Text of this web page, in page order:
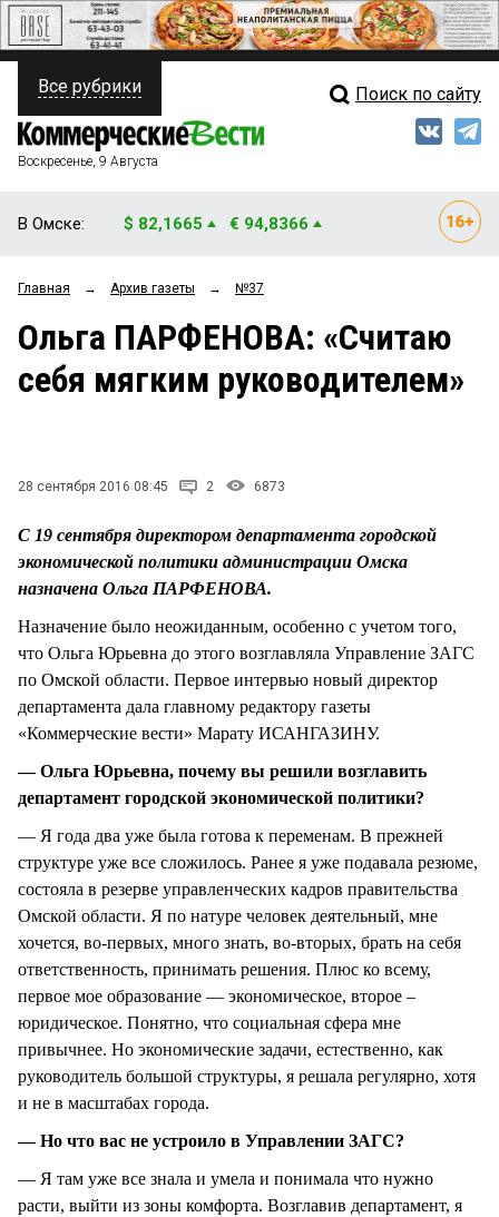
ПОЛИТИКА
ФИНАНСЫ
ОБЩЕСТВО
ЗАКОН
СТИЛЬ ЖИЗНИ
Свежий выпуск
Рейтинги
Блоги
Все рубрики Поиск по сайту
Воскресенье, 9 Августа
В Омске: $ 82,1665 € 94,8366
Главная → Архив газеты → №37
Ольга ПАРФЕНОВА: «Считаю
себя мягким руководителем»
28 сентября 2016 08:45 2 6873
С 19 сентября директором департамента городской
экономической политики администрации Омска
назначена Ольга ПАРФЕНОВА.
Назначение было неожиданным, особенно с учетом того,
что Ольга Юрьевна до этого возглавляла Управление ЗАГС
по Омской области. Первое интервью новый директор
департамента дала главному редактору газеты
«Коммерческие вести» Марату ИСАНГАЗИНУ.
— Ольга Юрьевна, почему вы решили возглавить
департамент городской экономической политики?
— Я года два уже была готова к переменам. В прежней
структуре уже все сложилось. Ранее я уже подавала резюме,
состояла в резерве управленческих кадров правительства
Омской области. Я по натуре человек деятельный, мне
хочется, во-первых, много знать, во-вторых, брать на себя
ответственность, принимать решения. Плюс ко всему,
первое мое образование — экономическое, второе –
юридическое. Понятно, что социальная сфера мне
привычнее. Но экономические задачи, естественно, как
руководитель большой структуры, я решала регулярно, хотя
и не в масштабах города.
— Но что вас не устроило в Управлении ЗАГС?
— Я там уже все знала и умела и понимала что нужно
расти, выйти из зоны комфорта. Возглавив департамент, я